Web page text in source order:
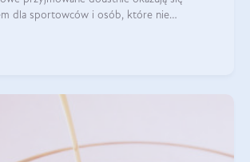
dla sportowców i osób, które nie